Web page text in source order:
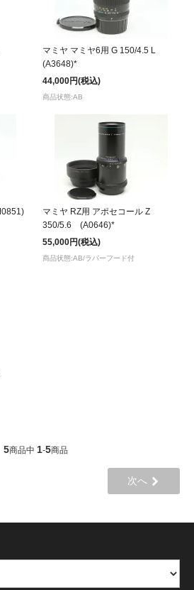
マミヤ マミヤ6用 G 150/4.5 L
(A3648)*
44,000円(税込)
商品状態:AB
マミヤ RZ用 アポセコール Z
350/5.6 (A0646)*
55,000円(税込)
商品状態:AB/ラバーフード付
5商品中 1-5商品
次へ